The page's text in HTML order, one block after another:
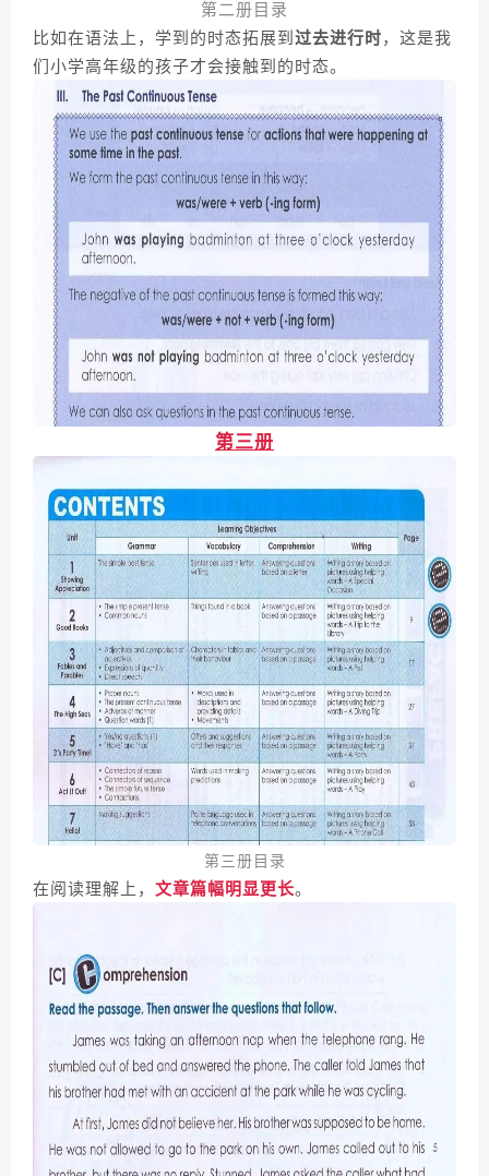
第二册目录
比如在语法上，学到的时态拓展到过去进行时，这是我
们小学高年级的孩子才会接触到的时态。
第三册
第三册目录
在阅读理解上， 文章篇幅明显更长。